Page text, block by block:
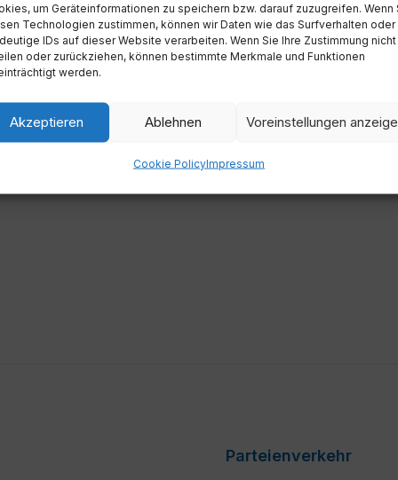
um Geräteinformationen zu speichern bzw. darauf zuzugreifen. Wenn
Technologien zustimmen, können wir Daten wie das Surfverhalten oder
IDs auf dieser Website verarbeiten. Wenn Sie Ihre Zustimmung nicht
oder zurückziehen, können bestimmte Merkmale und Funktionen
werden.
Akzeptieren Ablehnen Voreinstellungen
Cookie PolicyImpressum
Zeit
10:00
Parteienverkehr